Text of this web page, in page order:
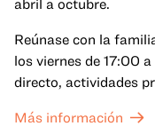
abril a octubre.
Reúnase con la
los viernes de 17:00
directo, actividades
exposiciones
Más información